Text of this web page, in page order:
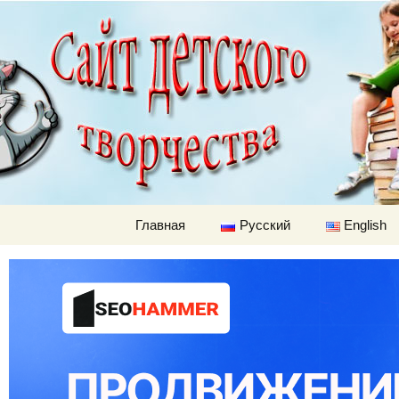
Детский
Главная Русский English